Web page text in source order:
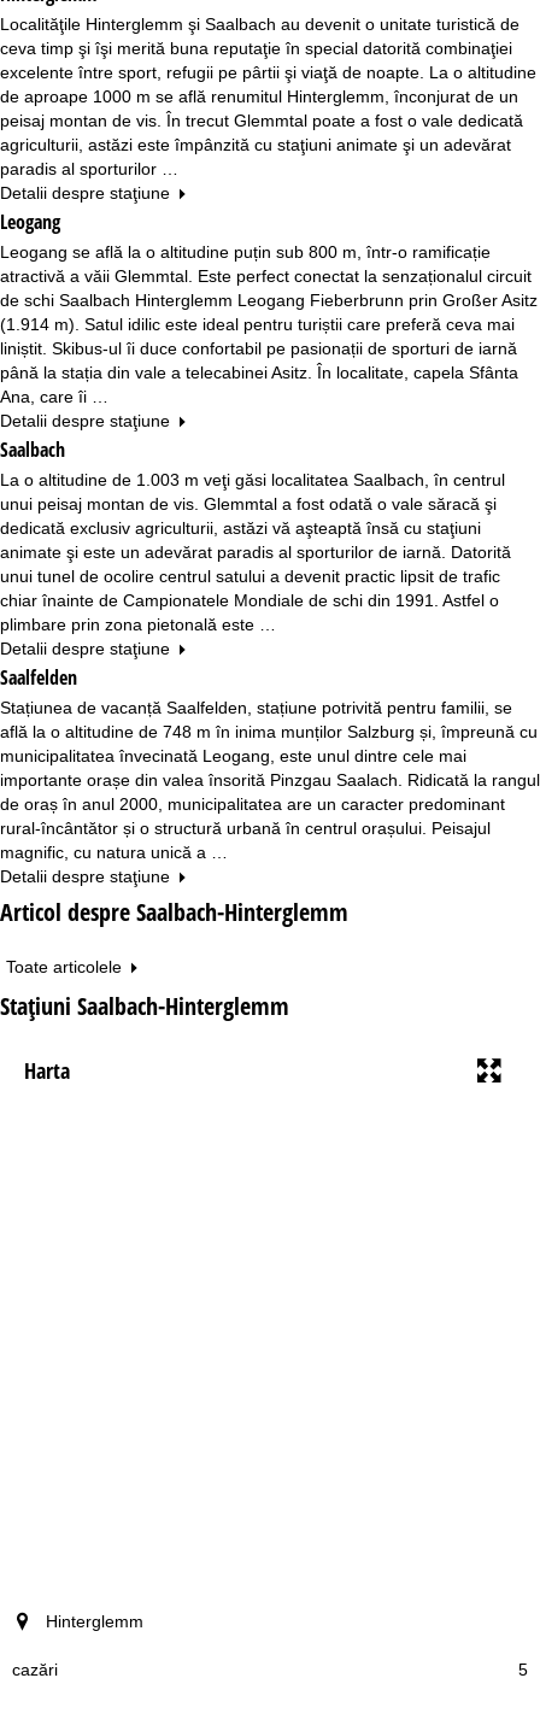
Localităţile Hinterglemm şi Saalbach au devenit o unitate turistică de
ceva timp şi îşi merită buna reputaţie în special datorită combinaţiei
excelente între sport, refugii pe pârtii şi viaţă de noapte. La o altitudine
de aproape 1000 m se află renumitul Hinterglemm, înconjurat de un
peisaj montan de vis. În trecut Glemmtal poate a fost o vale dedicată
agriculturii, astăzi este împânzită cu staţiuni animate şi un adevărat
paradis al sporturilor …
Detalii despre staţiune
Leogang
Leogang se află la o altitudine puțin sub 800 m, într-o ramificație
atractivă a văii Glemmtal. Este perfect conectat la senzaționalul circuit
de schi Saalbach Hinterglemm Leogang Fieberbrunn prin Großer Asitz
(1.914 m). Satul idilic este ideal pentru turiștii care preferă ceva mai
liniștit. Skibus-ul îi duce confortabil pe pasionații de sporturi de iarnă
până la stația din vale a telecabinei Asitz. În localitate, capela Sfânta
Ana, care îi …
Detalii despre staţiune
Saalbach
La o altitudine de 1.003 m veţi găsi localitatea Saalbach, în centrul
unui peisaj montan de vis. Glemmtal a fost odată o vale săracă şi
dedicată exclusiv agriculturii, astăzi vă aşteaptă însă cu staţiuni
animate şi este un adevărat paradis al sporturilor de iarnă. Datorită
unui tunel de ocolire centrul satului a devenit practic lipsit de trafic
chiar înainte de Campionatele Mondiale de schi din 1991. Astfel o
plimbare prin zona pietonală este …
Detalii despre staţiune
Saalfelden
Stațiunea de vacanță Saalfelden, stațiune potrivită pentru familii, se
află la o altitudine de 748 m în inima munților Salzburg și, împreună cu
municipalitatea învecinată Leogang, este unul dintre cele mai
importante orașe din valea însorită Pinzgau Saalach. Ridicată la rangul
de oraș în anul 2000, municipalitatea are un caracter predominant
rural-încântător și o structură urbană în centrul orașului. Peisajul
magnific, cu natura unică a …
Detalii despre staţiune
Articol despre Saalbach-Hinterglemm
Toate articolele
Staţiuni Saalbach-Hinterglemm
Harta
staţiune
cazări
Hinterglemm
5